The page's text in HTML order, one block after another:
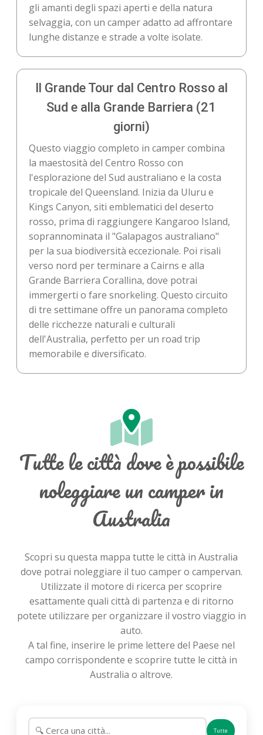
gli amanti degli spazi aperti e della natura
selvaggia, con un camper adatto ad affrontare
lunghe distanze e strade a volte isolate.
Il Grande Tour dal Centro Rosso al
Sud e alla Grande Barriera (21
giorni)
Questo viaggio completo in camper combina
la maestosità del Centro Rosso con
l'esplorazione del Sud australiano e la costa
tropicale del Queensland. Inizia da Uluru e
Kings Canyon, siti emblematici del deserto
rosso, prima di raggiungere Kangaroo Island,
soprannominata il "Galapagos australiano"
per la sua biodiversità eccezionale. Poi risali
verso nord per terminare a Cairns e alla
Grande Barriera Corallina, dove potrai
immergerti o fare snorkeling. Questo circuito
di tre settimane offre un panorama completo
delle ricchezze naturali e culturali
dell'Australia, perfetto per un road trip
memorabile e diversificato.
Tutte le città dove è possibile
noleggiare un camper in
Australia
Scopri su questa mappa tutte le città in Australia
dove potrai noleggiare il tuo camper o campervan.
Utilizzate il motore di ricerca per scoprire
esattamente quali città di partenza e di ritorno
potete utilizzare per organizzare il vostro viaggio in
auto.
A tal fine, inserire le prime lettere del Paese nel
campo corrispondente e scoprire tutte le città in
Australia o altrove.
Tutte